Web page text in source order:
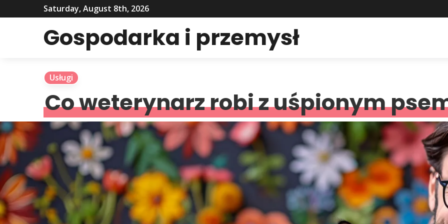
Saturday, August 8th, 2026
Gospodarka i przemysł
Usługi
Co weterynarz robi z uśpionym